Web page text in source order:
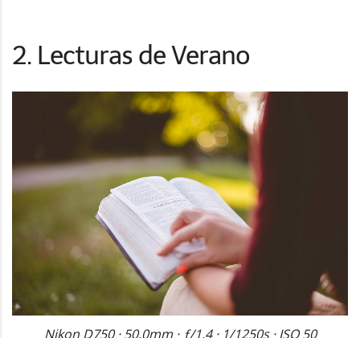
2. Lecturas de Verano
Nikon D750 · 50.0mm · ƒ/1.4 · 1/1250s · ISO 50